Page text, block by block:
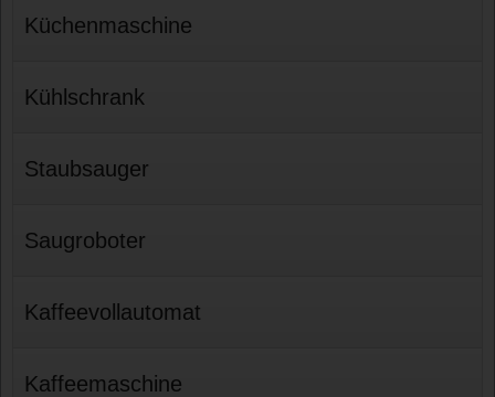
Küchenmaschine
Kühlschrank
Staubsauger
Saugroboter
Kaffeevollautomat
Kaffeemaschine